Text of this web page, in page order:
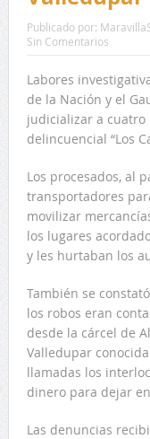
Publicado por:
Sin Comentarios
Labores
de la Nación y el
judicializar a
delincuencial “Los
Los procesados, al
transportadores
movilizar
los lugares
y les hurtaban los
También se
los robos eran
desde la cárcel de
Valledupar conocida
llamadas los
dinero para dejar
Las denuncias